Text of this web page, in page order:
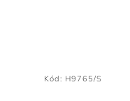
Kód: H9765/S